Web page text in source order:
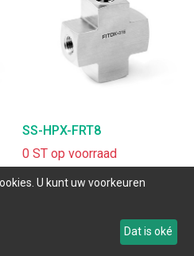
SS-HPX-FRT8
0 ST op voorraad
U kunt uw voorkeuren
Dat is oké